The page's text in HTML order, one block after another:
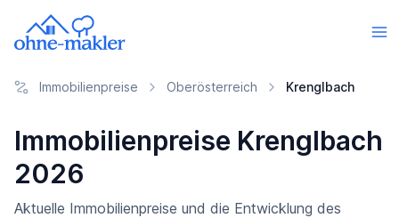
Immobilienpreise Oberösterreich Krenglbach
Immobilienpreise Krenglbach
2026
Aktuelle Immobilienpreise und die Entwicklung des